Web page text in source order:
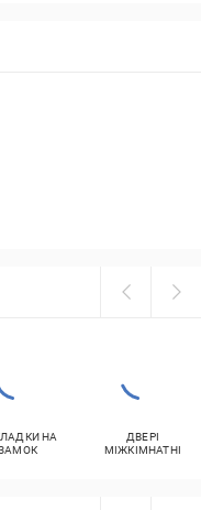
НА
ДВЕРІ
МІЖКІМНАТНІ